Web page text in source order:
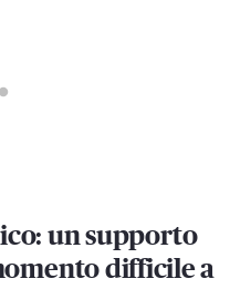
un supporto
difficile a